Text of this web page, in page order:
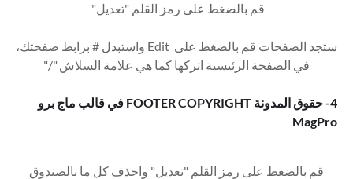
قم بالضغط على رمز القلم "تعديل"
ستجد الصفحات قم بالضغط على Edit واستبدل # برابط صفحتك،
في الصفحة الرئيسية اتركها كما هي علامة السلاش "/"
4- حقوق المدونة FOOTER COPYRIGHT في قالب ماج برو
MagPro
قم بالضغط على رمز القلم "تعديل" واحذف كل ما بالصندوق